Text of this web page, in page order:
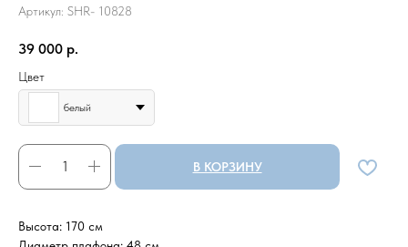
Артикул: SHR- 10828
39 000 р.
Цвет
белый
В КОРЗИНУ
Высота: 170 см